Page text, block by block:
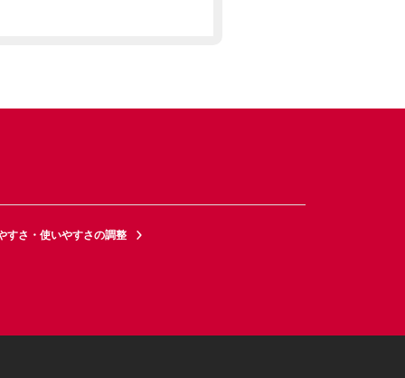
すさ・使いやすさの調整